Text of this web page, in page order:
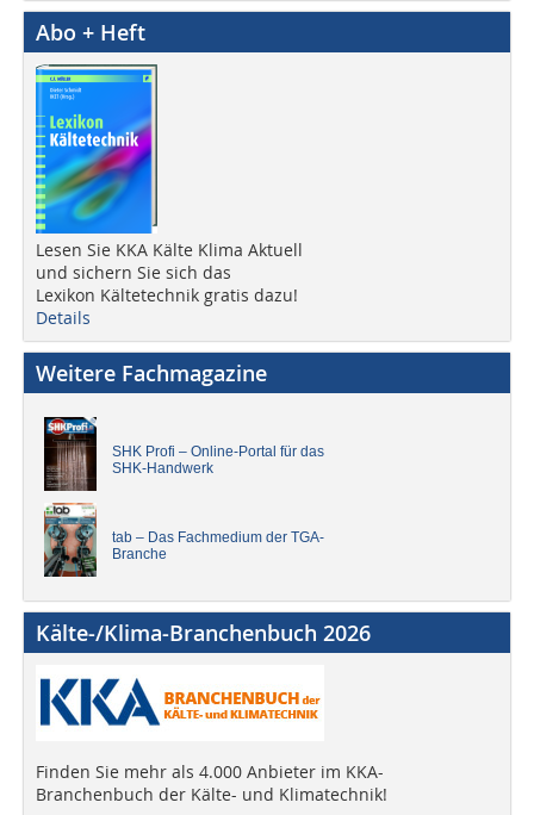
Abo + Heft
Lesen Sie KKA Kälte Klima Aktuell
und sichern Sie sich das
Lexikon Kältetechnik gratis dazu!
Details
Weitere Fachmagazine
SHK Profi – Online-Portal für das
SHK-Handwerk
tab – Das Fachmedium der TGA-
Branche
Kälte-/Klima-Branchenbuch 2026
Finden Sie mehr als 4.000 Anbieter im KKA-
Branchenbuch der Kälte- und Klimatechnik!